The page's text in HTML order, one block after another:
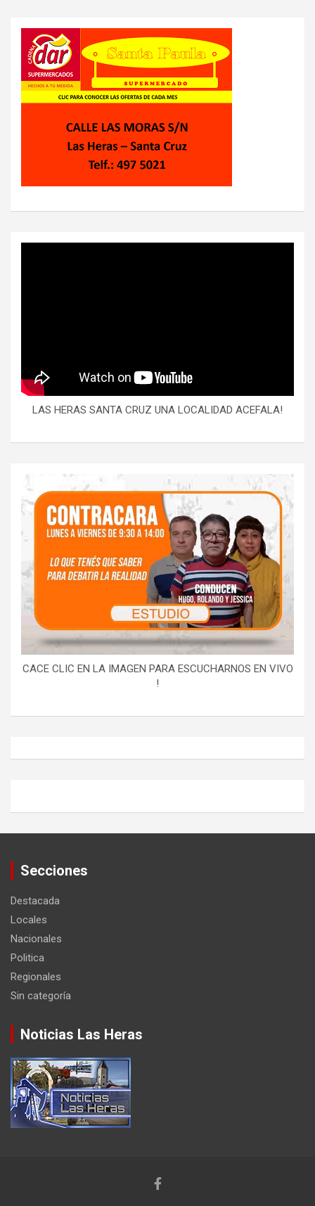
LAS HERAS SANTA CRUZ UNA LOCALIDAD ACEFALA!
CACE CLIC EN LA IMAGEN PARA ESCUCHARNOS EN VIVO
!
Secciones
Destacada
Locales
Nacionales
Politica
Regionales
Sin categoría
Noticias Las Heras